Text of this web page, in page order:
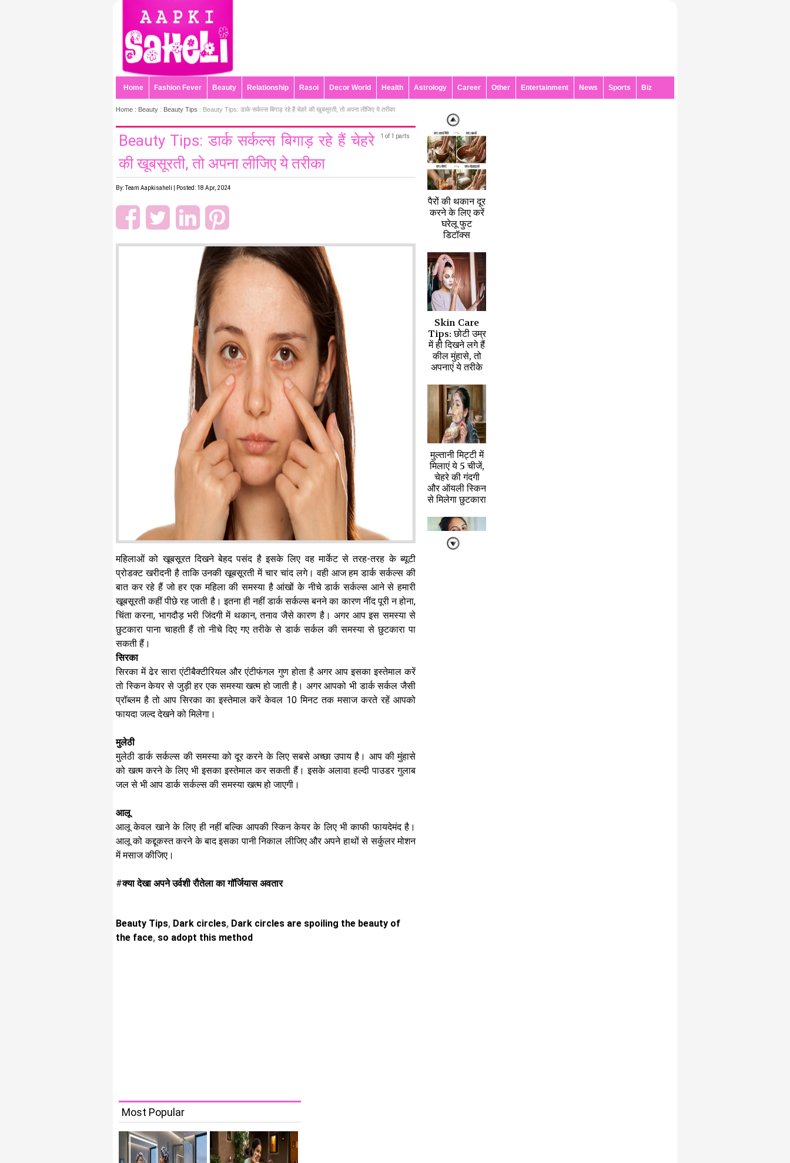
Home Fashion Fever Beauty Relationship Rasoi Decor World Health Astrology Career Other Entertainment News Sports Biz
Home : Beauty : Beauty Tips : Beauty Tips: डार्क सर्कल्स बिगाड़ रहे हैं चेहरे की खूबसूरती, तो अपना लीजिए ये तरीका
1 of 1 parts
Beauty Tips: डार्क सर्कल्स बिगाड़ रहे हैं चेहरे
की खूबसूरती, तो अपना लीजिए ये तरीका
By: Team Aapkisaheli | Posted: 18 Apr, 2024
महिलाओं को खूबसूरत दिखने बेहद पसंद है इसके लिए वह मार्केट से तरह-तरह के ब्यूटी
प्रोडक्ट खरीदनी है ताकि उनकी खूबसूरती में चार चांद लगे। वही आज हम डार्क सर्कल्स की
बात कर रहे हैं जो हर एक महिला की समस्या है आंखों के नीचे डार्क सर्कल्स आने से हमारी
खूबसूरती कहीं पीछे रह जाती है। इतना ही नहीं डार्क सर्कल्स बनने का कारण नींद पूरी न होना,
चिंता करना, भागदौड़ भरी जिंदगी में थकान, तनाव जैसे कारण है। अगर आप इस समस्या से
छुटकारा पाना चाहती हैं तो नीचे दिए गए तरीके से डार्क सर्कल की समस्या से छुटकारा पा
सकती हैं।
सिरका
सिरका में ढेर सारा एंटीबैक्टीरियल और एंटीफंगल गुण होता है अगर आप इसका इस्तेमाल करें
तो स्किन केयर से जुड़ी हर एक समस्या खत्म हो जाती है। अगर आपको भी डार्क सर्कल जैसी
प्रॉब्लम है तो आप सिरका का इस्तेमाल करें केवल 10 मिनट तक मसाज करते रहें आपको
फायदा जल्द देखने को मिलेगा।
मुलेठी
मुलेठी डार्क सर्कल्स की समस्या को दूर करने के लिए सबसे अच्छा उपाय है। आप की मुंहासे
को खत्म करने के लिए भी इसका इस्तेमाल कर सकती हैं। इसके अलावा हल्दी पाउडर गुलाब
जल से भी आप डार्क सर्कल्स की समस्या खत्म हो जाएगी।
आलू
आलू केवल खाने के लिए ही नहीं बल्कि आपकी स्किन केयर के लिए भी काफी फायदेमंद है।
आलू को कद्दूकस्त करने के बाद इसका पानी निकाल लीजिए और अपने हाथों से सर्कुलर मोशन
में मसाज कीजिए।
#क्या देखा अपने उर्वशी रौतेला का गॉर्जियास अवतार
Beauty Tips, Dark circles, Dark circles are spoiling the beauty of
the face, so adopt this method
पैरों की थकान दूर
करने के लिए करें
घरेलू फुट
डिटॉक्स
Skin Care
Tips: छोटी उम्र
में ही दिखने लगे हैं
कील मुंहासे, तो
अपनाएं ये तरीके
मुल्तानी मिट्टी में
मिलाएं ये 5 चीजें,
चेहरे की गंदगी
और ऑयली स्किन
से मिलेगा छुटकारा
Most Popular